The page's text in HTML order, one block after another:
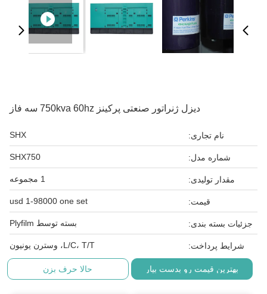
دیزل ژنراتور صنعتی پرکینز 750kva 60hz سه فاز
نام تجاری: SHX
شماره مدل: SHX750
مقدار تولیدی: 1 مجموعه
قیمت: usd 1-98000 one set
جزئیات بسته بندی: بسته توسط Plyfilm
شرایط پرداخت: L/C، T/T، وسترن یونیون
بهترین قیمت رو بدست بیار حالا حرف بزن